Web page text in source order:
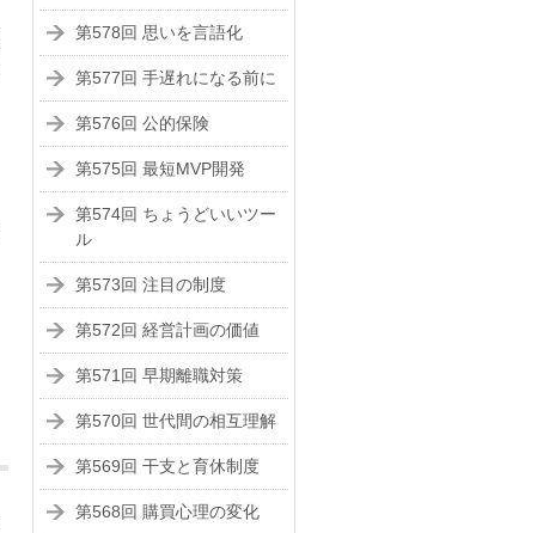
第578回 思いを言語化
第577回 手遅れになる前に
第576回 公的保険
第575回 最短MVP開発
第574回 ちょうどいいツー
ル
第573回 注目の制度
第572回 経営計画の価値
第571回 早期離職対策
第570回 世代間の相互理解
第569回 干支と育休制度
第568回 購買心理の変化